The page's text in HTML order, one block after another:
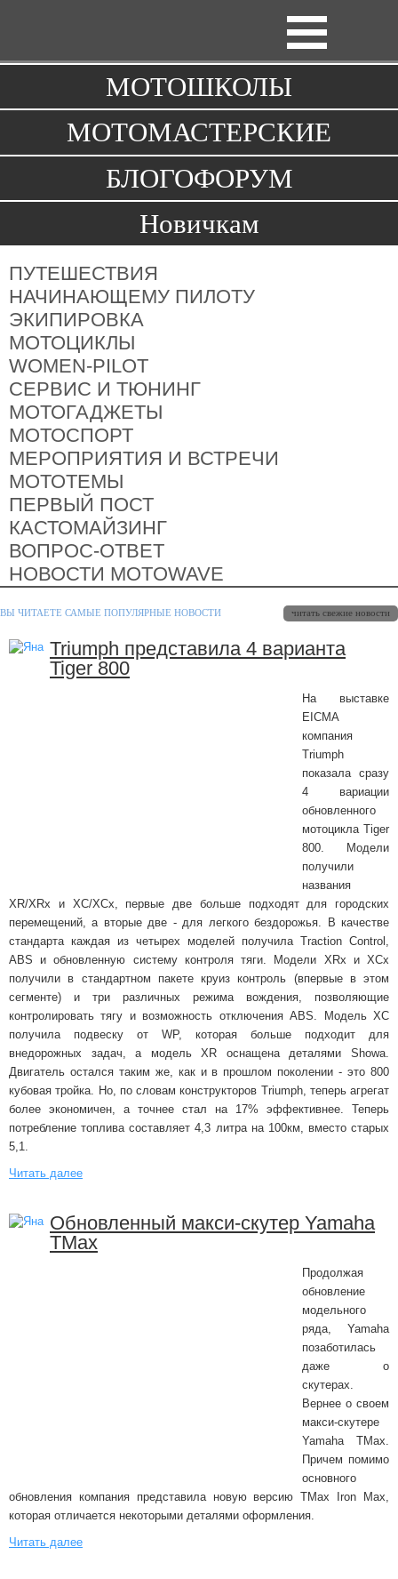
Toggle
navigation
МОТОШКОЛЫ
МОТОМАСТЕРСКИЕ
БЛОГОФОРУМ
Новичкам
ПУТЕШЕСТВИЯ
НАЧИНАЮЩЕМУ ПИЛОТУ
ЭКИПИРОВКА
МОТОЦИКЛЫ
WOMEN-PILOT
СЕРВИС И ТЮНИНГ
МОТОГАДЖЕТЫ
МОТОСПОРТ
МЕРОПРИЯТИЯ И ВСТРЕЧИ
МОТОТЕМЫ
ПЕРВЫЙ ПОСТ
КАСТОМАЙЗИНГ
ВОПРОС-ОТВЕТ
НОВОСТИ MOTOWAVE
ВЫ ЧИТАЕТЕ САМЫЕ ПОПУЛЯРНЫЕ НОВОСТИ читать свежие новости
Triumph представила 4 варианта
Tiger 800
На выставке
EICMA
компания
Triumph
показала сразу
4 вариации
обновленного
мотоцикла Tiger
800. Модели
получили
названия
XR/XRx и XC/XCx, первые две больше подходят для городских
перемещений, а вторые две - для легкого бездорожья. В качестве
стандарта каждая из четырех моделей получила Traction Control,
ABS и обновленную систему контроля тяги. Модели XRx и XCx
получили в стандартном пакете круиз контроль (впервые в этом
сегменте) и три различных режима вождения, позволяющие
контролировать тягу и возможность отключения ABS. Модель XC
получила подвеску от WP, которая больше подходит для
внедорожных задач, а модель XR оснащена деталями Showa.
Двигатель остался таким же, как и в прошлом поколении - это 800
кубовая тройка. Но, по словам конструкторов Triumph, теперь агрегат
более экономичен, а точнее стал на 17% эффективнее. Теперь
потребление топлива составляет 4,3 литра на 100км, вместо старых
5,1.
Читать далее
Обновленный макси-скутер Yamaha
TMax
Продолжая
обновление
модельного
ряда, Yamaha
позаботилась
даже о
скутерах.
Вернее о своем
макси-скутере
Yamaha TMax.
Причем помимо
основного
обновления компания представила новую версию TMax Iron Max,
которая отличается некоторыми деталями оформления.
Читать далее